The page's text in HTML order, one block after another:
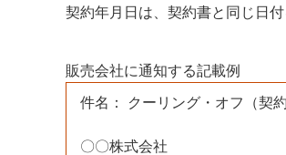
契約年月日は、契約書と同じ日
販売会社に通知する記載例
件名： クーリング・オフ（契
〇〇株式会社